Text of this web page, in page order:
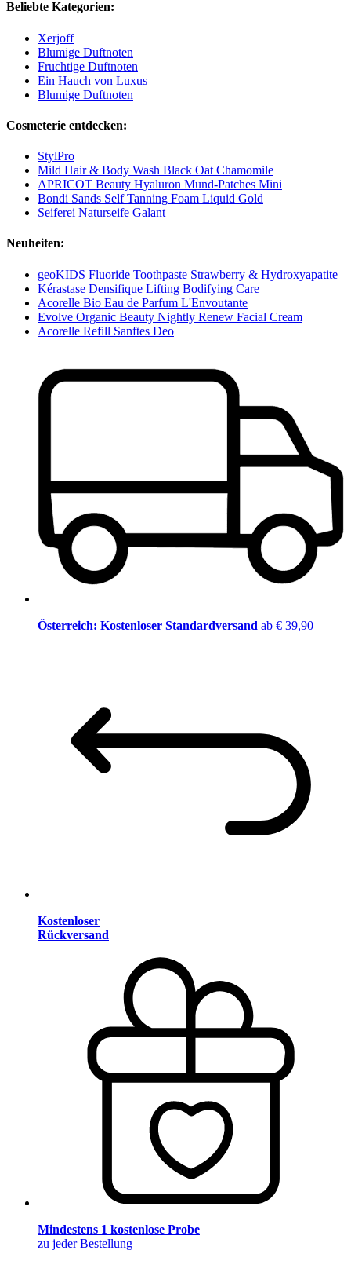
Beliebte Kategorien:
Xerjoff
Blumige Duftnoten
Fruchtige Duftnoten
Ein Hauch von Luxus
Blumige Duftnoten
Cosmeterie entdecken:
StylPro
Mild Hair & Body Wash Black Oat Chamomile
APRICOT Beauty Hyaluron Mund‑Patches Mini
Bondi Sands Self Tanning Foam Liquid Gold
Seiferei Naturseife Galant
Neuheiten:
geoKIDS Fluoride Toothpaste Strawberry & Hydroxyapatite
Kérastase Densifique Lifting Bodifying Care
Acorelle Bio Eau de Parfum L'Envoutante
Evolve Organic Beauty Nightly Renew Facial Cream
Acorelle Refill Sanftes Deo
Österreich: Kostenloser Standardversand ab € 39,90
Kostenloser
Rückversand
Mindestens 1 kostenlose Probe
zu jeder Bestellung